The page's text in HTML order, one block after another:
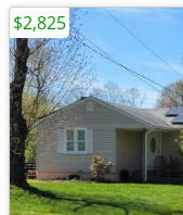
$2,825